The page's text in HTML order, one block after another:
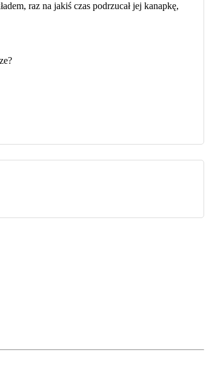
raz na jakiś czas podrzucał jej kanapkę,